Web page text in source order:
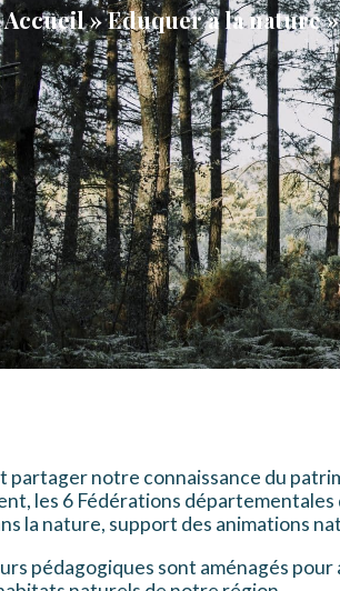
Accueil»Eduquer à la nature
notre connaissance du
les 6 Fédérations
la nature, support des animations
pédagogiques sont aménagés